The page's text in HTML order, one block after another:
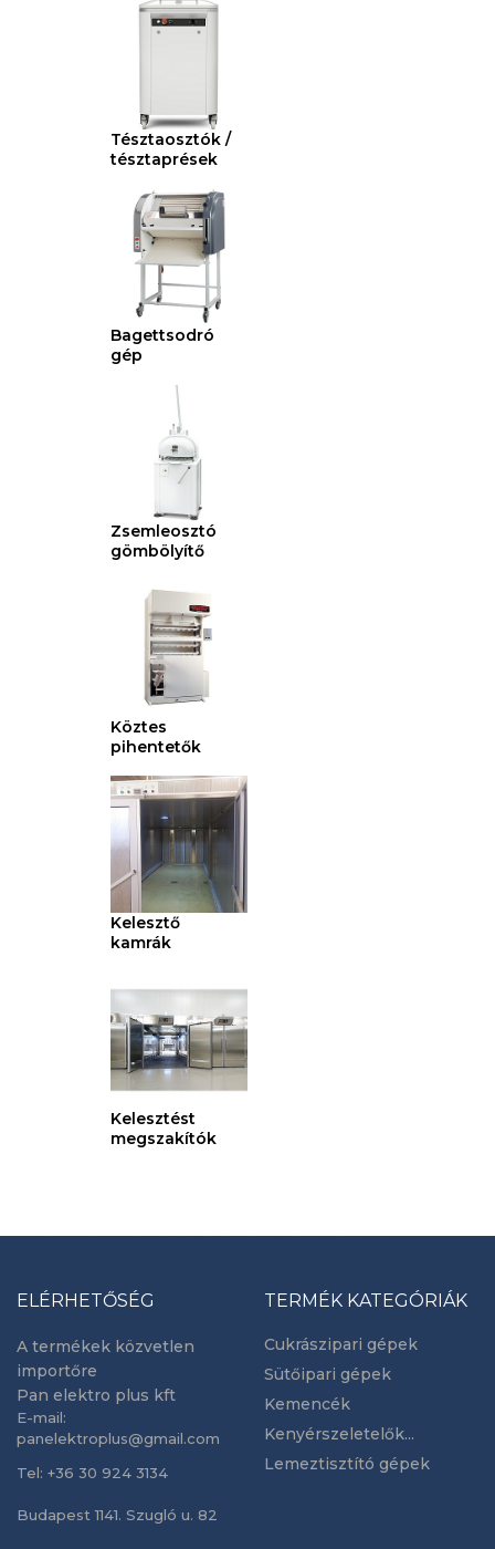
Tésztaosztók /
tésztaprések
Bagettsodró
gép
Zsemleosztó
gömbölyítő
Köztes
pihentetők
Kelesztő
kamrák
Kelesztést
megszakítók
ELÉRHETŐSÉG
A termékek közvetlen
importőre
Pan elektro plus kft
E-mail:
panelektroplus@gmail.com
Tel: +36 30 924 3134
Budapest 1141. Szugló u. 82
TERMÉK KATEGÓRIÁK
Cukrászipari gépek
Sütőipari gépek
Kemencék
Kenyérszeletelők...
Lemeztisztító gépek